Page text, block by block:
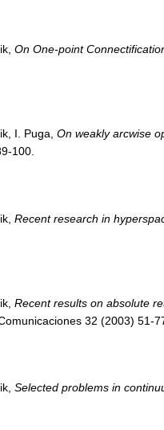
On One-point
I. Puga, On weakly arcwise
100.
Recent research in
Recent results on absolute
32 (2003) 51-
Selected problems in